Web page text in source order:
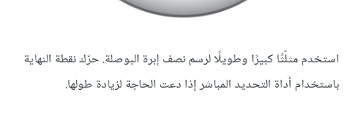
استخدم مثلّثًا كبيرًا وطويلًا لرسم نصف إبرة البوصلة. حرّك نقطة النهاية
باستخدام أداة التحديد المباشر إذا دعت الحاجة لزيادة طولها.